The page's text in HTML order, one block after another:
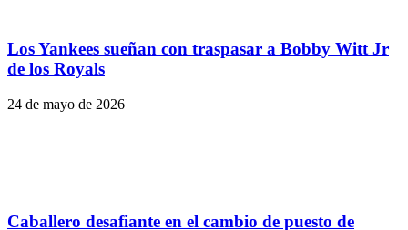
Los Yankees sueñan con traspasar a Bobby Witt Jr
de los Royals
24 de mayo de 2026
Caballero desafiante en el cambio de puesto de